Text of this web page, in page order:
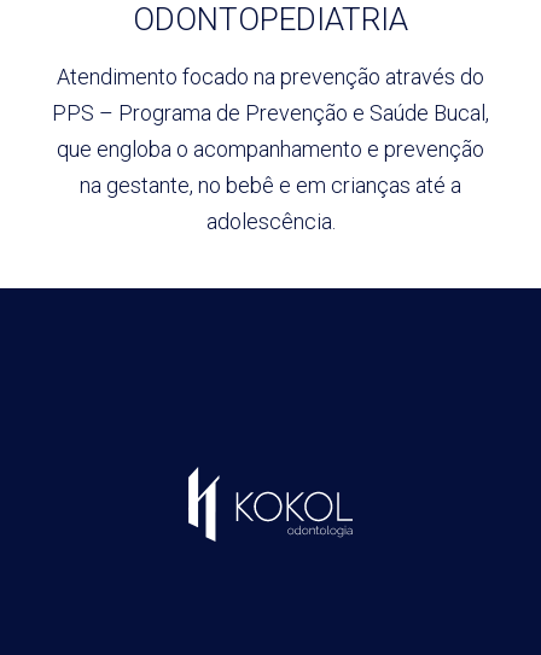
ODONTOPEDIATRIA
Atendimento focado na prevenção através do
PPS – Programa de Prevenção e Saúde Bucal,
que engloba o acompanhamento e prevenção
na gestante, no bebê e em crianças até a
adolescência.